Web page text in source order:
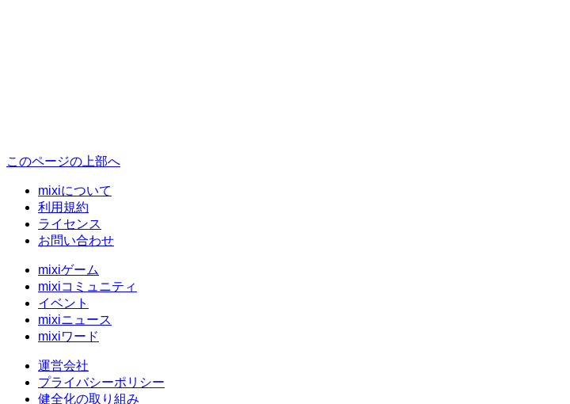
このページの上部へ
mixiについて
利用規約
ライセンス
お問い合わせ
mixiゲーム
mixiコミュニティ
イベント
mixiニュース
mixiワード
運営会社
プライバシーポリシー
健全化の取り組み